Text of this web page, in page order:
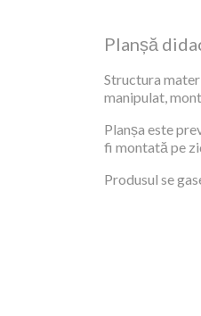
Planșă
Structura
manipulat,
Planșa este
fi montată pe
Produsul se